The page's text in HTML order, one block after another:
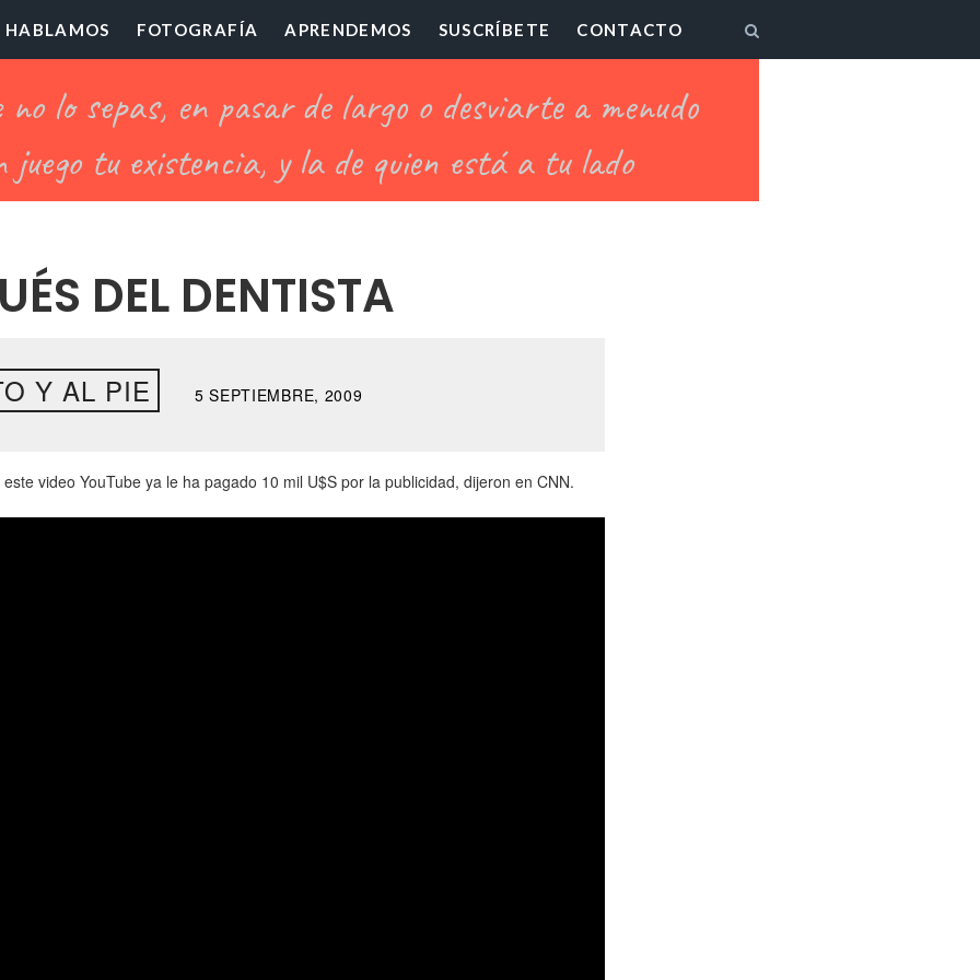
HABLAMOS FOTOGRAFÍA APRENDEMOS SUSCRÍBETE CONTACTO
DEL DENTISTA
Y AL PIE 5 SEPTIEMBRE, 2009
video YouTube ya le ha pagado 10 mil U$S por la publicidad, dijeron en CNN.